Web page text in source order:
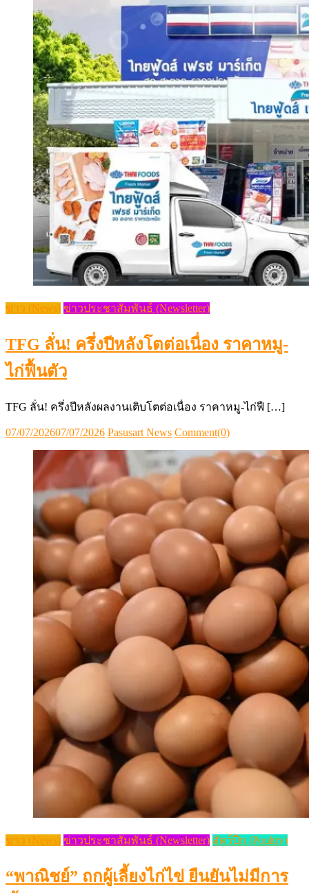
ข่าว (News) ข่าวประชาสัมพันธ์ (Newsletter)
TFG ลั่น! ครึ่งปีหลังโตต่อเนื่อง ราคาหมู-
ไก่ฟื้นตัว
TFG ลั่น! ครึ่งปีหลังผลงานเติบโตต่อเนื่อง ราคาหมู-ไก่ฟื […]
Posted
07/07/202607/07/2026 Author
Pasusart News Comment(0)
ข่าว (News) ข่าวประชาสัมพันธ์ (Newsletter) สัตว์ปีก (Poultry)
“พาณิชย์” ถกผู้เลี้ยงไก่ไข่ ยืนยันไม่มีการ